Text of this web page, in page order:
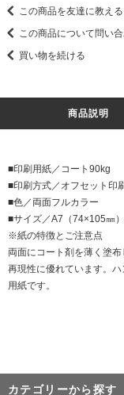
この商品を友達に教える
この商品について問い
買い物を続ける
商品説明
■印刷用紙／コート90kg
■印刷方式／オフセット印
■色／両面フルカラー
■サイズ／A7（74×105㎜
※紙の特徴とご注意点
両面にコート剤を薄く塗
再現性に優れています。
用紙です。
カテゴリーから探す